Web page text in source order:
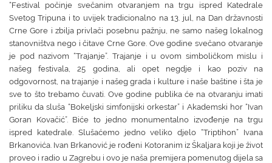
“Festival počinje svečanim otvaranjem na trgu ispred Katedrale
Svetog Tripuna i to uvijek tradicionalno na 13. jul, na Dan državnosti
Crne Gore i zbilja privlači posebnu pažnju, ne samo našeg lokalnog
stanovništva nego i čitave Crne Gore. Ove godine svečano otvaranje
je pod nazivom “Trajanje”. Trajanje i u ovom simboličkom mislu i
našeg festivala, 25 godina, ali opet negdje i kao poziv na
odgovornost, na trajanje i našeg grada i kulture i naše baštine i šta je
sve to što trebamo čuvati. Ove godine publika će na otvaranju imati
priliku da sluša “Bokeljski simfonijski orkestar” i Akademski hor “Ivan
Goran Kovačić”. Biće to jedno monumentalno izvođenje na trgu
ispred katedrale. Slušaćemo jedno veliko djelo “Triptihon” Ivana
Brkanovića. Ivan Brkanović je rođeni Kotoranim iz Škaljara koji je život
proveo i radio u Zagrebu i ovo je naša premijera pomenutog dijela sa